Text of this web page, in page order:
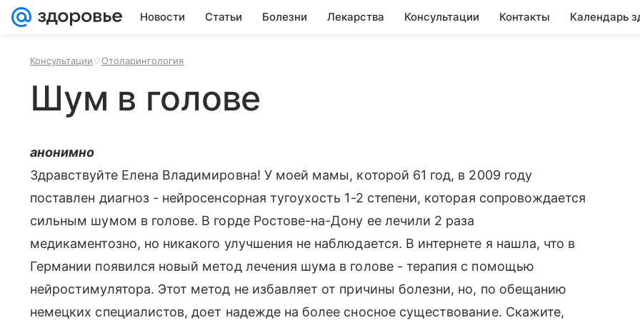
Новости Статьи Болезни Лекарства Консультации Контакты Календарь
Консультации Отоларингология
Шум в голове
анонимно
Здравствуйте Елена Владимировна! У моей мамы, которой 61 год, в 2009 году
поставлен диагноз - нейросенсорная тугоухость 1-2 степени, которая сопровождается
сильным шумом в голове. В горде Ростове-на-Дону ее лечили 2 раза
медикаментозно, но никакого улучшения не наблюдается. В интернете я нашла, что в
Германии появился новый метод лечения шума в голове - терапия с помощью
нейростимулятора. Этот метод не избавляет от причины болезни, но, по обещанию
немецких специалистов, доет надежде на более сносное существование. Скажите,